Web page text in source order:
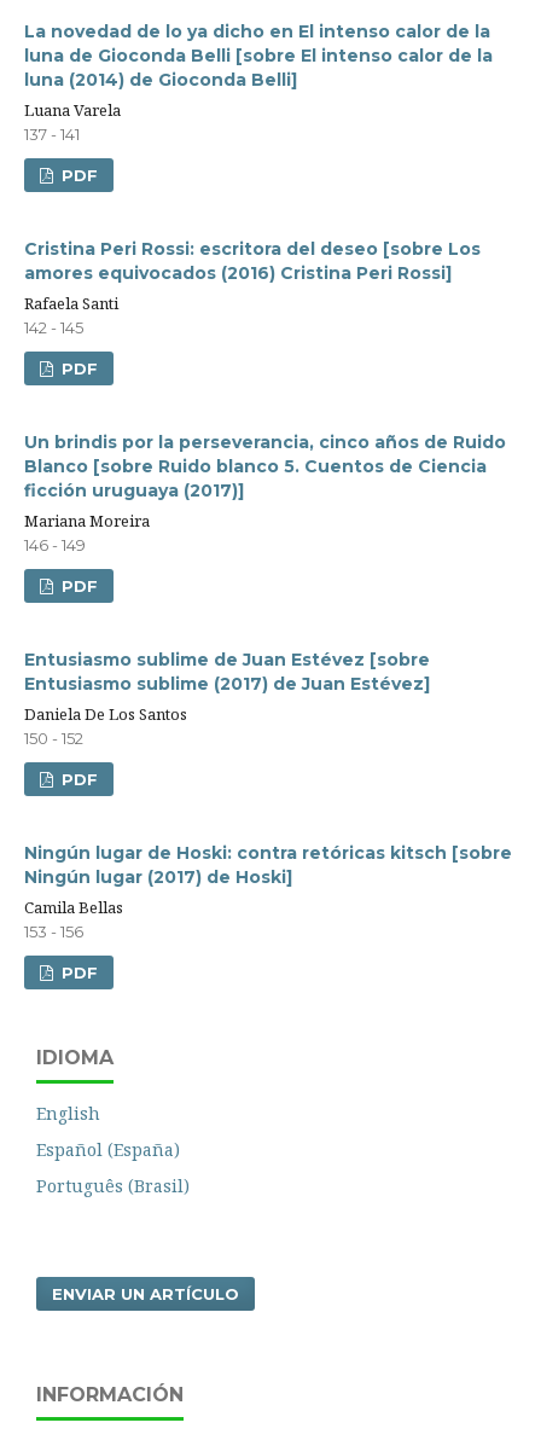
La novedad de lo ya dicho en El intenso calor de la
luna de Gioconda Belli [sobre El intenso calor de la
luna (2014) de Gioconda Belli]
Luana Varela
137 - 141
PDF
Cristina Peri Rossi: escritora del deseo [sobre Los
amores equivocados (2016) Cristina Peri Rossi]
Rafaela Santi
142 - 145
PDF
Un brindis por la perseverancia, cinco años de Ruido
Blanco [sobre Ruido blanco 5. Cuentos de Ciencia
ficción uruguaya (2017)]
Mariana Moreira
146 - 149
PDF
Entusiasmo sublime de Juan Estévez [sobre
Entusiasmo sublime (2017) de Juan Estévez]
Daniela De Los Santos
150 - 152
PDF
Ningún lugar de Hoski: contra retóricas kitsch [sobre
Ningún lugar (2017) de Hoski]
Camila Bellas
153 - 156
PDF
IDIOMA
English
Español (España)
Português (Brasil)
ENVIAR UN ARTÍCULO
INFORMACIÓN